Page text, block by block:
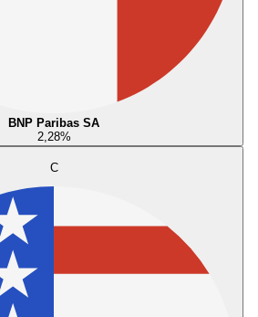
BNP Paribas SA
2,28%
C